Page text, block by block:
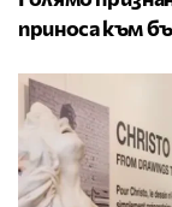
приноса към